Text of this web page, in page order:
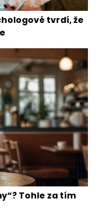
tvrdí, že
Tohle za tím